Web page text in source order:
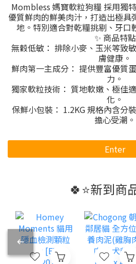
Mombless 媽寶軟粒狗糧 採用獨
優質鮮肉的鮮美肉汁，打造出極具
地。特別適合對乾糧挑剔、牙口
✨ 商品特點
無穀低敏： 排除小麥、玉米等致
膚健康。
鮮肉第一主成分： 提供豐富優質
力。
獨家軟粒技術： 質地軟嫩、極佳
化。
保鮮小包裝： 1.2KG 規格內含分
擔心受潮。
Enter
🍀⭐新到商